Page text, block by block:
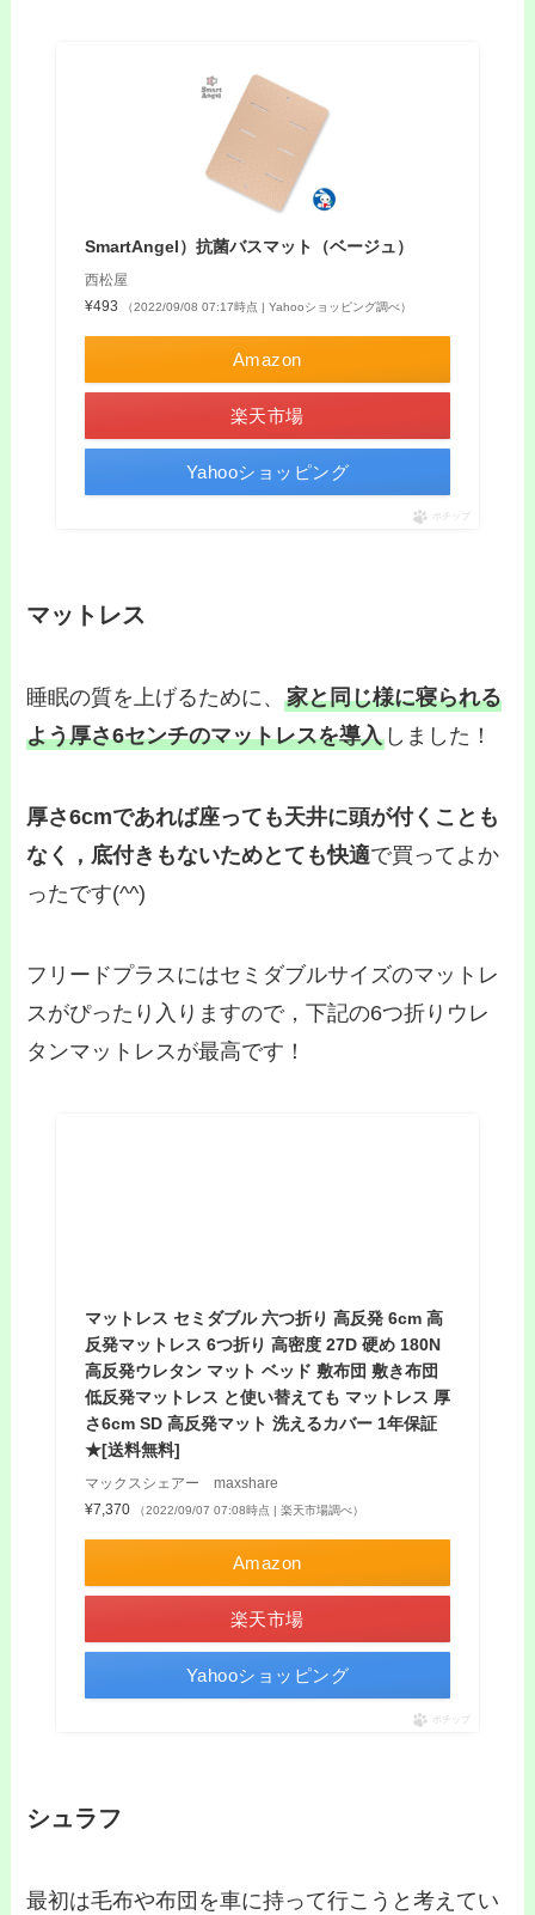
SmartAngel）抗菌バスマット（ベージュ）
西松屋
¥493
（2022/09/08 07:17時点 | Yahooショッピング調べ）
Amazon
楽天市場
Yahooショッピング
ポチップ
マットレス
睡眠の質を上げるために、家と同じ様に寝られる
よう厚さ6センチのマットレスを導入 しました！
厚さ6cmであれば座っても天井に頭が付くことも
なく，底付きもないためとても快適で買ってよか
ったです(^^)
フリードプラスにはセミダブルサイズのマットレ
スがぴったり入りますので，下記の6つ折りウレ
タンマットレスが最高です！
マットレス セミダブル 六つ折り 高反発 6cm 高
反発マットレス 6つ折り 高密度 27D 硬め 180N
高反発ウレタン マット ベッド 敷布団 敷き布団
低反発マットレス と使い替えても マットレス 厚
さ6cm SD 高反発マット 洗えるカバー 1年保証
★[送料無料]
マックスシェアー maxshare
¥7,370
（2022/09/07 07:08時点 | 楽天市場調べ）
Amazon
楽天市場
Yahooショッピング
ポチップ
シュラフ
最初は毛布や布団を車に持って行こうと考えてい